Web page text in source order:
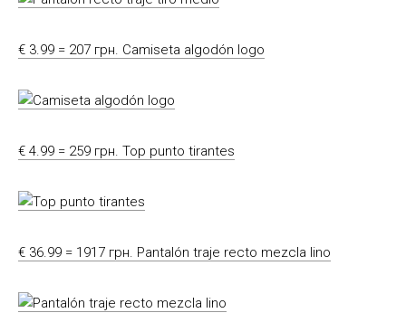
€ 3.99 = 207 грн. Camiseta algodón logo
€ 4.99 = 259 грн. Top punto tirantes
€ 36.99 = 1917 грн. Pantalón traje recto mezcla lino